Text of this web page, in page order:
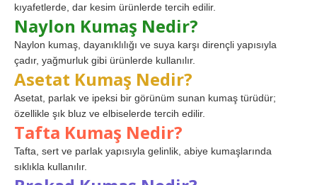
kıyafetlerde, dar kesim ürünlerde tercih edilir.
Naylon Kumaş Nedir?
Naylon kumaş, dayanıklılığı ve suya karşı dirençli yapısıyla
çadır, yağmurluk gibi ürünlerde kullanılır.
Asetat Kumaş Nedir?
Asetat, parlak ve ipeksi bir görünüm sunan kumaş türüdür;
özellikle şık bluz ve elbiselerde tercih edilir.
Tafta Kumaş Nedir?
Tafta, sert ve parlak yapısıyla gelinlik, abiye kumaşlarında
sıklıkla kullanılır.